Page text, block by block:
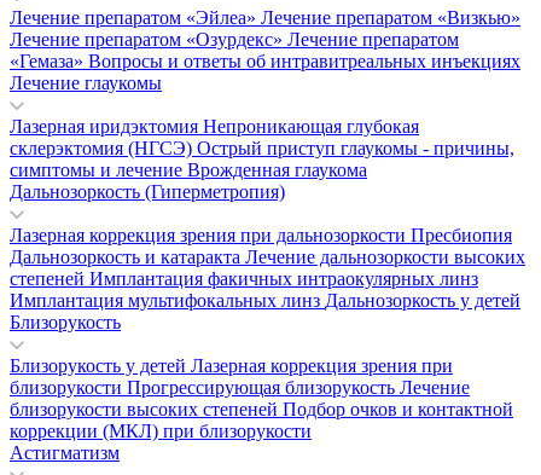
Лечение препаратом «Эйлеа» Лечение препаратом «Визкью»
Лечение препаратом «Озурдекс» Лечение препаратом
«Гемаза» Вопросы и ответы об интравитреальных инъекциях
Лечение глаукомы
Лазерная иридэктомия Непроникающая глубокая
склерэктомия (НГСЭ) Острый приступ глаукомы - причины,
симптомы и лечение Врожденная глаукома
Дальнозоркость (Гиперметропия)
Лазерная коррекция зрения при дальнозоркости Пресбиопия
Дальнозоркость и катаракта Лечение дальнозоркости высоких
степеней Имплантация факичных интраокулярных линз
Имплантация мультифокальных линз Дальнозоркость у детей
Близорукость
Близорукость у детей Лазерная коррекция зрения при
близорукости Прогрессирующая близорукость Лечение
близорукости высоких степеней Подбор очков и контактной
коррекции (МКЛ) при близорукости
Астигматизм